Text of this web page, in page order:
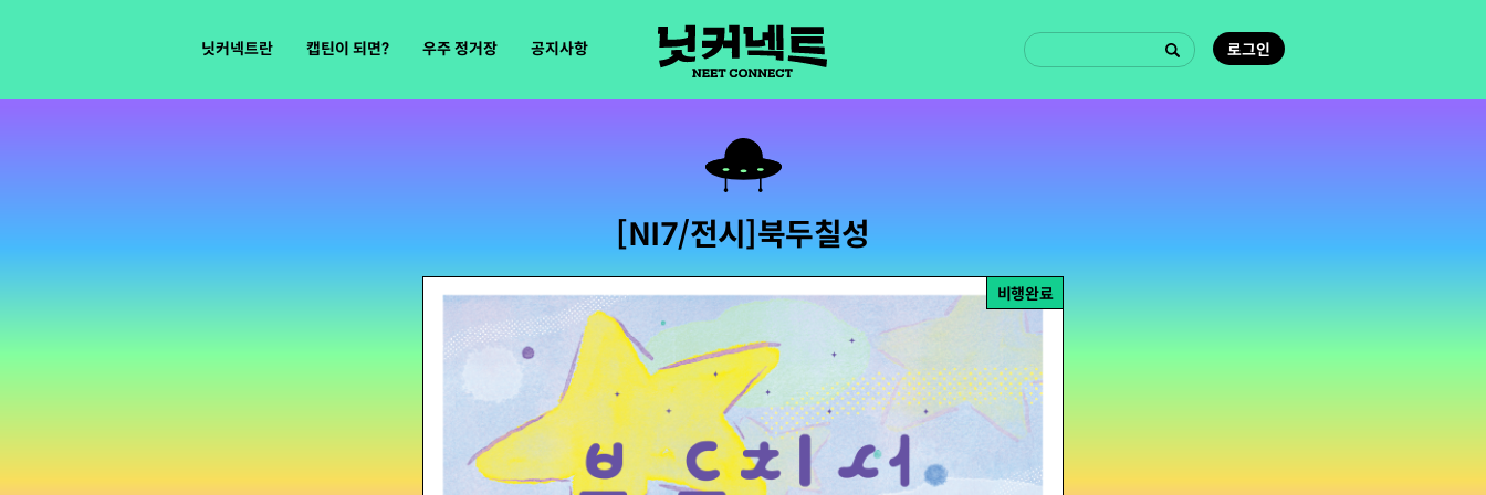
닛커넥트란 캡틴이 되면? 우주 정거장 공지사항 로그인
[NI7/전시]북두칠성
비행완료